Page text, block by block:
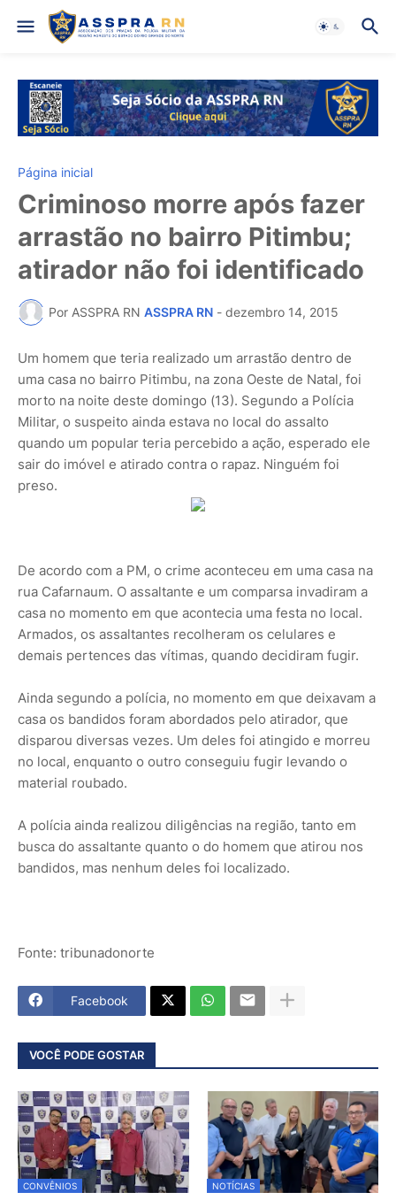
Página inicial
Criminoso morre após fazer
arrastão no bairro Pitimbu;
atirador não foi identificado
Por ASSPRA RN ASSPRA RN - dezembro 14, 2015
Um homem que teria realizado um arrastão dentro de
uma casa no bairro Pitimbu, na zona Oeste de Natal, foi
morto na noite deste domingo (13). Segundo a Polícia
Militar, o suspeito ainda estava no local do assalto
quando um popular teria percebido a ação, esperado ele
sair do imóvel e atirado contra o rapaz. Ninguém foi
preso.
De acordo com a PM, o crime aconteceu em uma casa na
rua Cafarnaum. O assaltante e um comparsa invadiram a
casa no momento em que acontecia uma festa no local.
Armados, os assaltantes recolheram os celulares e
demais pertences das vítimas, quando decidiram fugir.
Ainda segundo a polícia, no momento em que deixavam a
casa os bandidos foram abordados pelo atirador, que
disparou diversas vezes. Um deles foi atingido e morreu
no local, enquanto o outro conseguiu fugir levando o
material roubado.
A polícia ainda realizou diligências na região, tanto em
busca do assaltante quanto o do homem que atirou nos
bandidos, mas nenhum deles foi localizado.
Fonte: tribunadonorte
Facebook
VOCÊ PODE GOSTAR
CONVÊNIOS NOTÍCIAS